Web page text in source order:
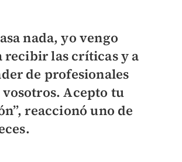
nada, yo vengo
recibir las críticas y a
de profesionales
Acepto tu
reaccionó uno de